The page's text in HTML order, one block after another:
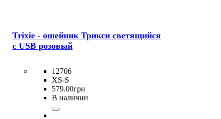
Trixie - ошейник Трикси светящийся
с USB розовый
12706
XS-S
579.00грн
В наличии